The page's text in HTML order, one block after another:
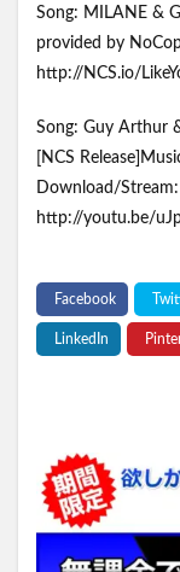
Song: MILANE &
provided by
http://NCS.io/
Song: Guy Arthur
[NCS
Download/
http://youtu.be/